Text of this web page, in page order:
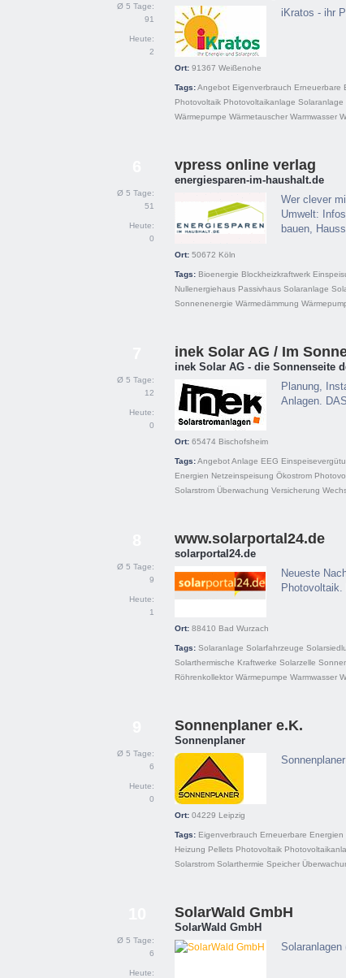
Ø 5 Tage:
91
Heute:
2
iKratos - ihr
Ort: 91367 Weißenohe
Tags:Angebot Eigenverbrauch Erneuerbare
Photovoltaik Photovoltaikanlage Solaranlage
Wärmepumpe Wärmetauscher Warmwasser
Ø 5 Tage:
51
Heute:
0
vpress online verlag
energiesparen-im-haushalt.de
Wer clever
Umwelt:
bauen,
Ort: 50672 Köln
Tags: Bioenergie Blockheizkraftwerk
Nullenergiehaus Passivhaus Solaranlage
Sonnenenergie Wärmedämmung
Ø 5 Tage:
12
Heute:
0
inek Solar AG / Im
inek Solar AG - die Sonnenseite
Planung,
Anlagen.
Ort: 65474 Bischofsheim
Tags:AngebotAnlage EEG
Energien Netzeinspeisung Ökostrom
Solarstrom Überwachung Versicherung
Ø 5 Tage:
9
Heute:
1
www.solarportal24.de
solarportal24.de
Neueste
Ort: 88410 Bad Wurzach
Tags: Solaranlage Solarfahrzeuge
Solarthermische Kraftwerke Solarzelle
Röhrenkollektor Wärmepumpe Warmwasser
Ø 5 Tage:
6
Heute:
0
Sonnenplaner e.K.
Sonnenplaner
Ort: 04229 Leipzig
Tags: Eigenverbrauch Erneuerbare Energien
Heizung Pellets Photovoltaik
Solarstrom Solarthermie Speicher
Ø 5 Tage:
6
Heute:
SolarWald GmbH
SolarWald GmbH
Solaranlagen